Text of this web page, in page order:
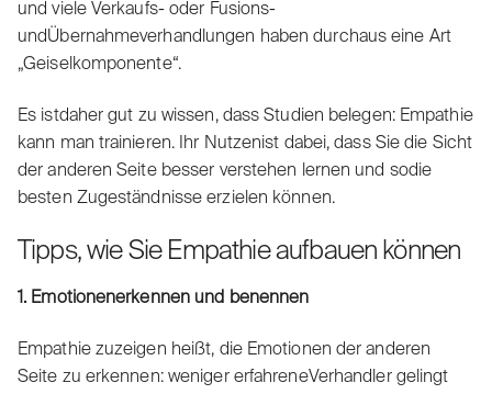
und viele Verkaufs- oder Fusions-
undÜbernahmeverhandlungen haben durchaus eine Art
„Geiselkomponente“.
Es istdaher gut zu wissen, dass Studien belegen: Empathie
kann man trainieren. Ihr Nutzenist dabei, dass Sie die Sicht
der anderen Seite besser verstehen lernen und sodie
besten Zugeständnisse erzielen können.
Tipps, wie Sie Empathie aufbauen können
1. Emotionenerkennen und benennen
Empathie zuzeigen heißt, die Emotionen der anderen
Seite zu erkennen: weniger erfahreneVerhandler gelingt